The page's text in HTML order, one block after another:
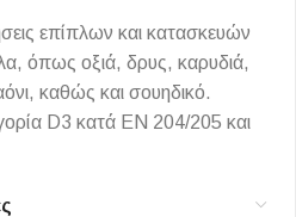
επίπλων και κατασκευών
όπως οξιά, δρυς, καρυδιά,
καθώς και σουηδικό.
D3 κατά ΕΝ 204/205 και